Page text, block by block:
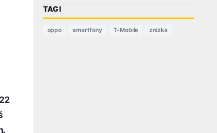
TAGI
oppo smartfony T-Mobile zniżka